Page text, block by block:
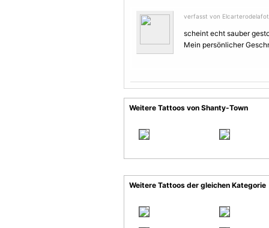
verfasst von
scheint echt sauber
Mein persönlicher
Weitere Tattoos von Shanty-Town
Weitere Tattoos der gleichen Kategorie